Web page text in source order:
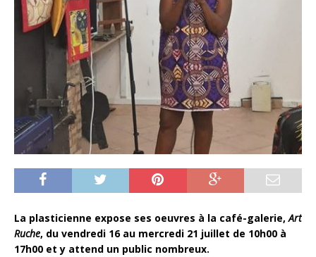
La plasticienne expose ses oeuvres à la café-galerie,Art
Ruche, du vendredi 16 au mercredi 21 juillet de 10h00 à
17h00 et y attend un public nombreux.